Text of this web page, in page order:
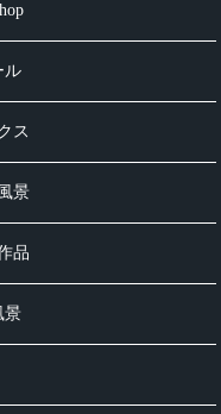
ル
ス
景
品
景